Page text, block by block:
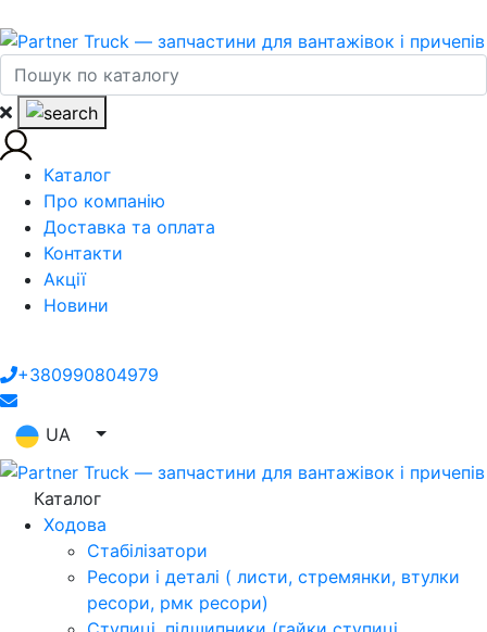
Каталог
Про компанію
Доставка та оплата
Контакти
Акції
Новини
+380990804979
UA
Каталог
Ходова
Стабілізатори
Ресори і деталі ( листи, стремянки, втулки
ресори, рмк ресори)